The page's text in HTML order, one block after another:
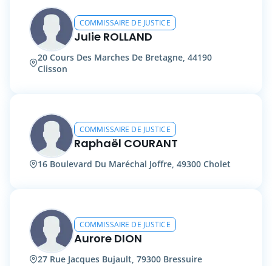
COMMISSAIRE DE JUSTICE
Julie ROLLAND
20 Cours Des Marches De Bretagne, 44190
Clisson
COMMISSAIRE DE JUSTICE
Raphaël COURANT
16 Boulevard Du Maréchal Joffre, 49300 Cholet
COMMISSAIRE DE JUSTICE
Aurore DION
27 Rue Jacques Bujault, 79300 Bressuire